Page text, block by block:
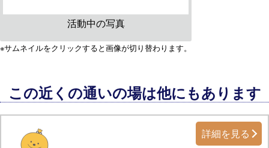
活動中の写真
※サムネイルをクリックすると画像が切り替わります。
この近くの通いの場は他にもあります
詳細を見る